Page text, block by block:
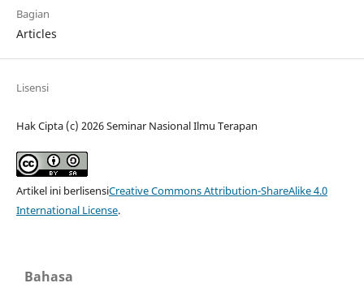
Bagian
Articles
Lisensi
Hak Cipta (c) 2026 Seminar Nasional Ilmu Terapan
Artikel ini berlisensiCreative Commons Attribution-ShareAlike 4.0
International License.
Bahasa